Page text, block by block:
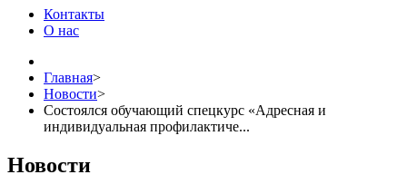
Контакты
О нас
Главная>
Новости>
Состоялся обучающий спецкурс «Адресная и
индивидуальная профилактиче...
Новости